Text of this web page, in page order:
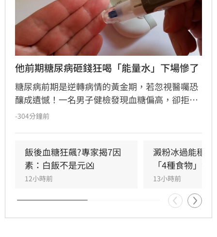
他前期糖尿病砸錢狂喝「能量水」下場慘了
糖尿病前期是逆轉病情的黃金期，若忽視醫囑恐
釀成遺憾！一名男子健檢發現血糖偏高，卻拒絕
正規治療，轉而聽信網路生機飲食群組，大量攝
全身器官長期處於高糖環境導致腎衰竭，最終昏
迷送醫緊急洗腎才撿回一命。醫師李唐越強調，
糖尿病治療切勿盲目嘗試偏方，應透過規律運
動、飲食控制及專業藥物治療，才能有效控制血
糖，避免糖尿病併發症帶來的器官損傷，千萬別
因一時的僥倖心態，錯失逆轉病情的最佳時機，
-304分鐘前
飯後血糖狂飆?專家揭7因
素：白飯不是元凶
12小時前
澱粉冰過能穩
「4種食物」無
13小時前